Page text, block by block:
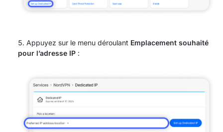
Appuyez sur le menu déroulant Emplacement souhaité
pour l’adresse IP :